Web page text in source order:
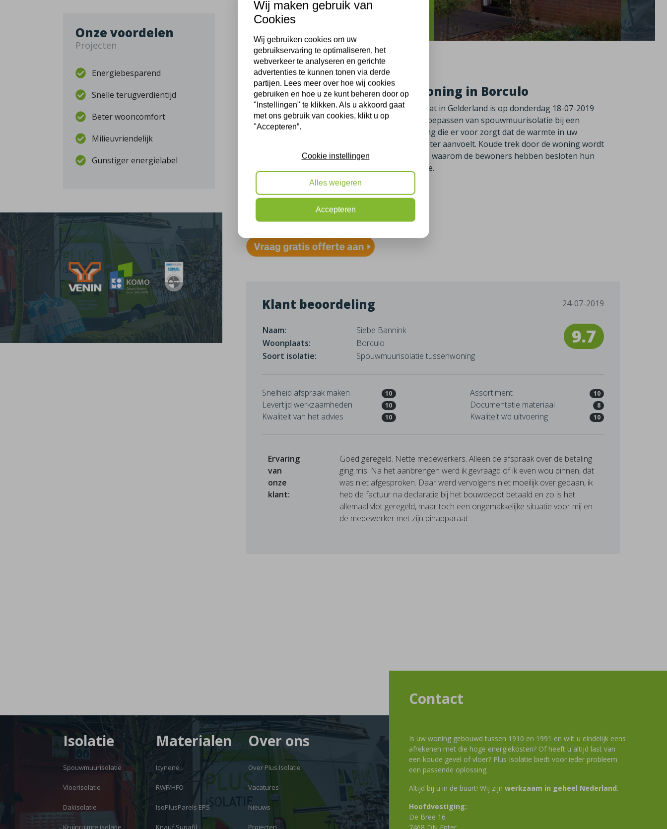
Onze voordelen
Projecten
Energiebesparend
Snelle terugverdientijd
Beter wooncomfort
Milieuvriendelijk
Gunstiger energielabel
Borculo
Tussenwoning isoleren Borculo
Spouwmuurisolatie tussenwoning in Borculo
Deze tussenwoning in Borculo aan de Lindenstraat in Gelderland is op donderdag 18-07-2019
geïsoleerd door isolatiebedrijf Plus Isolatie. Het toepassen van spouwmuurisolatie bij een
tussenwoning is een relatief goedkope investering die er voor zorgt dat de warmte in uw
woonkamer beter binnen blijft maar ook constanter aanvoelt. Koude trek door de woning wordt
voelbaar minder. Dit was ook één van de redenen waarom de bewoners hebben besloten hun
tussenwoning te voorzien van spouwmuurisolatie.
Meer informatie over spouwmuurisolatie
Bekijk hier onze isolatie projecten in Borculo
Klant beoordeling 24-07-2019
Naam:
Siebe Bannink
Woonplaats:
Borculo
Soort isolatie:
Spouwmuurisolatie tussenwoning
9.7
Snelheid afspraak maken 10 Assortiment 10
Levertijd werkzaamheden 10 Documentatie materiaal 8
Kwaliteit van het advies 10 Kwaliteit v/d uitvoering 10
Ervaring
van
onze
klant:
Goed geregeld. Nette medewerkers. Alleen de afspraak over de betaling
ging mis. Na het aanbrengen werd ik gevraagd of ik even wou pinnen, dat
was niet afgesproken. Daar werd vervolgens niet moeilijk over gedaan, ik
heb de factuur na declaratie bij het bouwdepot betaald en zo is het
allemaal vlot geregeld, maar toch een ongemakkelijke situatie voor mij en
de medewerker met zijn pinapparaat...
Isolatie
Spouwmuurisolatie
Vloerisolatie
Dakisolatie
Kruipruimte isolatie
Materialen
Icynene
RWF/HFO
IsoPlusParels EPS
Knauf Supafil
Over ons
Over Plus Isolatie
Vacatures
Nieuws
Projecten
Contact
Is uw woning gebouwd tussen 1910 en 1991 en wilt u eindelijk eens
afrekenen met die hoge energiekosten? Of heeft u altijd last van
een koude gevel of vloer? Plus Isolatie biedt voor ieder probleem
een passende oplossing.
Altijd bij u in de buurt! Wij zijn werkzaam in geheel Nederland.
Hoofdvestiging:
De Bree 16
Wij maken gebruik van
Cookies
Wij gebruiken cookies om uw
gebruikservaring te optimaliseren, het
webverkeer te analyseren en gerichte
advertenties te kunnen tonen via derde
partijen. Lees meer over hoe wij cookies
gebruiken en hoe u ze kunt beheren door op
"Instellingen" te klikken. Als u akkoord gaat
met ons gebruik van cookies, klikt u op
"Accepteren”.
Cookie instellingen
Alles weigeren
Accepteren